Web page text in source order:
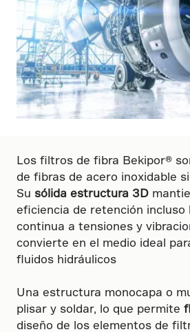
Los filtros de fibra Bekipor®
de fibras de acero inoxidable
Su sólida estructura 3D
eficiencia de retención incluso
continua a tensiones y
convierte en el medio ideal
fluidos hidráulicos
Una estructura monocapa o
plisar y soldar, lo que permite
diseño de los elementos de